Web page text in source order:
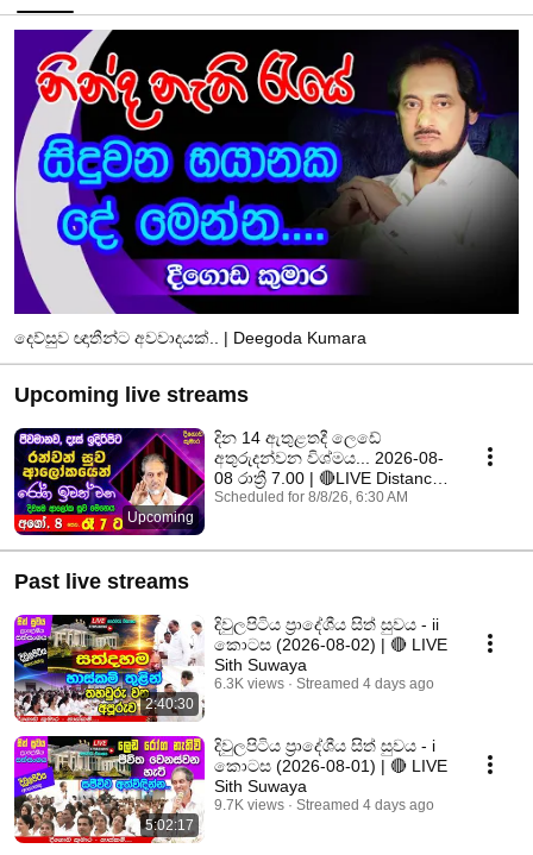
දෙව්සුව ඥාතීන්ට අවවාදයක්.. | Deegoda Kumara
Upcoming live streams
Upcoming
දින 14 ඇතුළතදී ලෙඩේ
අතුරුදන්වන විශ්මය... 2026-08-
08 රාත්‍රී 7.00 | 🔴LIVE Distance
Healing 08-08
Scheduled for 8/8/26, 6:30 AM
Past live streams
2:40:30
දිවුලපිටිය ප්‍රාදේශීය සිත් සුවය - ii
කොටස (2026-08-02) | 🔴 LIVE
Sith Suwaya
6.3K views Streamed 4 days ago
5:02:17
දිවුලපිටිය ප්‍රාදේශීය සිත් සුවය - i
කොටස (2026-08-01) | 🔴 LIVE
Sith Suwaya
9.7K views Streamed 4 days ago